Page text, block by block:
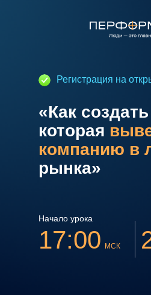
«Как
которая
компанию в
рынка»
Регистрация на
Начало урока
17:00 МСК